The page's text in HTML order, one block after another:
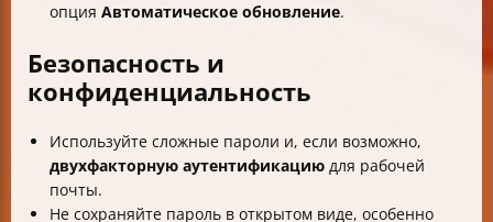
опция Автоматическое обновление.
Безопасность и
конфиденциальность
Используйте сложные пароли и, если возможно,
двухфакторную аутентификацию для рабочей
почты.
Не сохраняйте пароль в открытом виде, особенно